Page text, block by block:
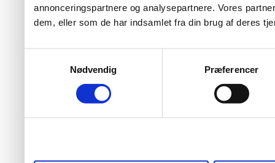
annonceringspartnere og analysepartnere. Vores
dem, eller som de har indsamlet fra din brug af deres
Nødvendig
Præferencer